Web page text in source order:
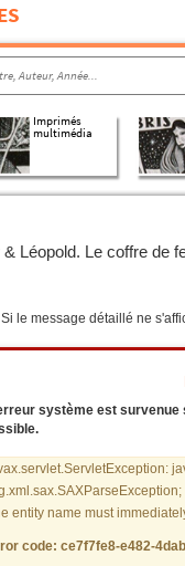
Imprimés
multimédia
& Léopold. Le coffre de
le message détaillé ne
système est survenue
entity name must
code: ce7f7fe8-e482-